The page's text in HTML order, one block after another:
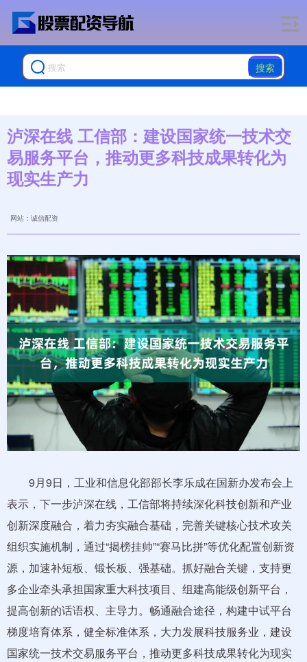
搜索
泸深在线 工信部：建设国家统一技术交
易服务平台，推动更多科技成果转化为
现实生产力
网站：诚信配资
9月9日，工业和信息化部部长李乐成在国新办发布会上
表示，下一步泸深在线，工信部将持续深化科技创新和产业
创新深度融合，着力夯实融合基础，完善关键核心技术攻关
组织实施机制，通过“揭榜挂帅”“赛马比拼”等优化配置创新资
源，加速补短板、锻长板、强基础。抓好融合关键，支持更
多企业牵头承担国家重大科技项目、组建高能级创新平台，
提高创新的话语权、主导力。畅通融合途径，构建中试平台
梯度培育体系，健全标准体系，大力发展科技服务业，建设
国家统一技术交易服务平台，推动更多科技成果转化为现实